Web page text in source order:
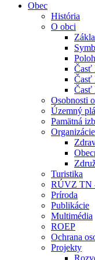
Obec
História
O obci
Časť
Časť
Časť
Osobnosti
Územný
Pamätná
Organizácie
Turistika
RÚVZ TN
Príroda
Publikácie
Multimédia
ROEP
Ochrana
Projekty